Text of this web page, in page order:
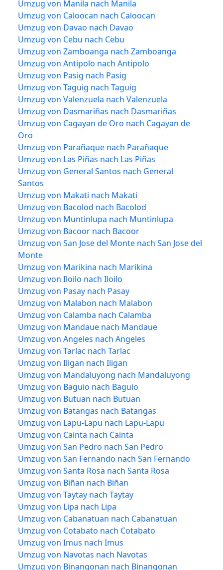
Umzug von Manila nach Manila
Umzug von Caloocan nach Caloocan
Umzug von Davao nach Davao
Umzug von Cebu nach Cebu
Umzug von Zamboanga nach Zamboanga
Umzug von Antipolo nach Antipolo
Umzug von Pasig nach Pasig
Umzug von Taguig nach Taguig
Umzug von Valenzuela nach Valenzuela
Umzug von Dasmariñas nach Dasmariñas
Umzug von Cagayan de Oro nach Cagayan de
Oro
Umzug von Parañaque nach Parañaque
Umzug von Las Piñas nach Las Piñas
Umzug von General Santos nach General
Santos
Umzug von Makati nach Makati
Umzug von Bacolod nach Bacolod
Umzug von Muntinlupa nach Muntinlupa
Umzug von Bacoor nach Bacoor
Umzug von San Jose del Monte nach San Jose del
Monte
Umzug von Marikina nach Marikina
Umzug von Iloilo nach Iloilo
Umzug von Pasay nach Pasay
Umzug von Malabon nach Malabon
Umzug von Calamba nach Calamba
Umzug von Mandaue nach Mandaue
Umzug von Angeles nach Angeles
Umzug von Tarlac nach Tarlac
Umzug von Iligan nach Iligan
Umzug von Mandaluyong nach Mandaluyong
Umzug von Baguio nach Baguio
Umzug von Butuan nach Butuan
Umzug von Batangas nach Batangas
Umzug von Lapu-Lapu nach Lapu-Lapu
Umzug von Cainta nach Cainta
Umzug von San Pedro nach San Pedro
Umzug von San Fernando nach San Fernando
Umzug von Santa Rosa nach Santa Rosa
Umzug von Biñan nach Biñan
Umzug von Taytay nach Taytay
Umzug von Lipa nach Lipa
Umzug von Cabanatuan nach Cabanatuan
Umzug von Cotabato nach Cotabato
Umzug von Imus nach Imus
Umzug von Navotas nach Navotas
Umzug von Binangonan nach Binangonan